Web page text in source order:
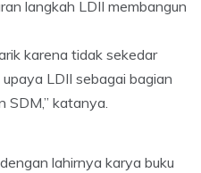
langkah LDII membangun
karena tidak sekedar
LDII sebagai bagian
SDM,” katanya.
lahirnya karya buku